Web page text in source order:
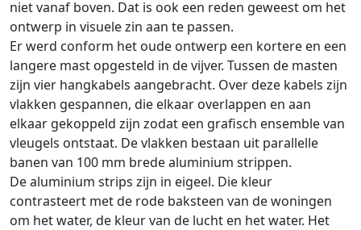
niet vanaf boven. Dat is ook een reden geweest om het
ontwerp in visuele zin aan te passen.
Er werd conform het oude ontwerp een kortere en een
langere mast opgesteld in de vijver. Tussen de masten
zijn vier hangkabels aangebracht. Over deze kabels zijn
vlakken gespannen, die elkaar overlappen en aan
elkaar gekoppeld zijn zodat een grafisch ensemble van
vleugels ontstaat. De vlakken bestaan uit parallelle
banen van 100 mm brede aluminium strippen.
De aluminium strips zijn in eigeel. Die kleur
contrasteert met de rode baksteen van de woningen
om het water, de kleur van de lucht en het water. Het